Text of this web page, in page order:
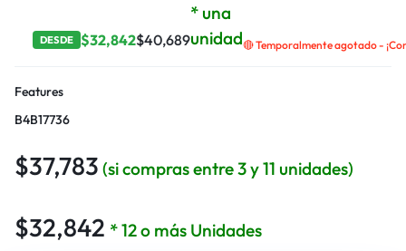
DESDE $32,842$40,689
* una
unidad🔴 Temporalmente agotado -
Features
B4B17736
$37,783 (si compras entre 3 y 11 unidades)
$32,842 * 12 o más Unidades